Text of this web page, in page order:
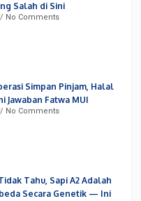
Salah di Sini
No Comments
Simpan Pinjam, Halal
Jawaban Fatwa MUI
No Comments
Tahu, Sapi A2 Adalah
Secara Genetik — Ini